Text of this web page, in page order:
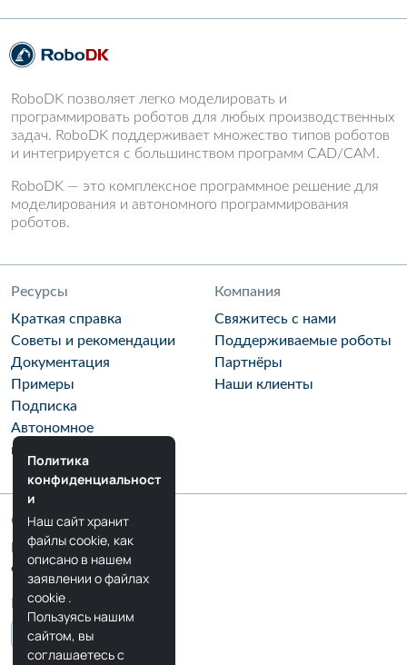
RoboDK позволяет легко моделировать и
программировать роботов для любых производственных
задач. RoboDK поддерживает множество типов роботов
и интегрируется с большинством программ CAD/CAM.
RoboDK — это комплексное программное решение для
моделирования и автономного программирования
роботов.
Ресурсы
Краткая справка
Советы и рекомендации
Документация
Примеры
Подписка
Автономное
программирование
Компания
Свяжитесь с нами
Поддерживаемые роботы
Партнёры
Наши клиенты
Сообщество
Блог RoboDK
Форум RoboDK
Мы в соцсетях
Политика
конфиденциальност
и
Наш сайт хранит
файлы cookie, как
описано в нашем
заявлении о файлах
cookie .
Пользуясь нашим
сайтом, вы
соглашаетесь с